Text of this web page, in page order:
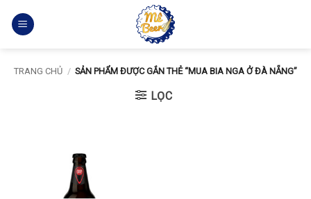
qua
TRANG CHỦ / SẢN PHẨM ĐƯỢC GẮN THẺ “MUA BIA NGA Ở ĐÀ NẴNG”
LỌC